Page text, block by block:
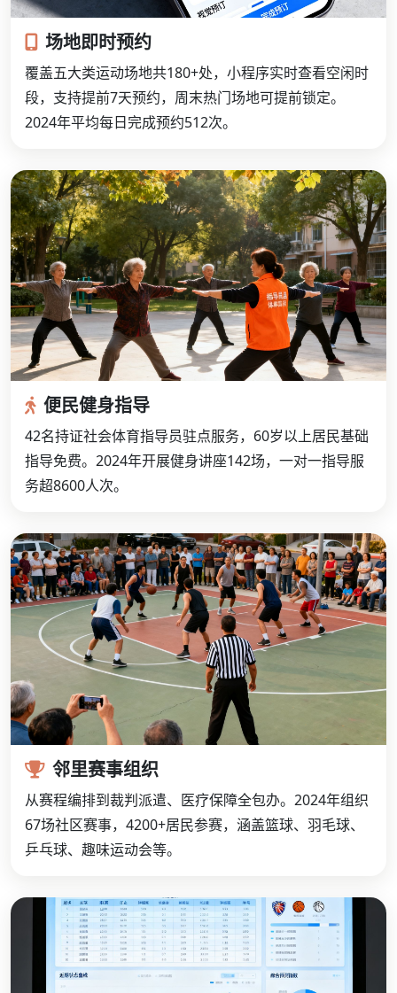
场地即时预约
覆盖五大类运动场地共180+处，小程序实时查看空闲时
段，支持提前7天预约，周末热门场地可提前锁定。
2024年平均每日完成预约512次。
便民健身指导
42名持证社会体育指导员驻点服务，60岁以上居民基础
指导免费。2024年开展健身讲座142场，一对一指导服
务超8600人次。
邻里赛事组织
从赛程编排到裁判派遣、医疗保障全包办。2024年组织
67场社区赛事，4200+居民参赛，涵盖篮球、羽毛球、
乒乓球、趣味运动会等。